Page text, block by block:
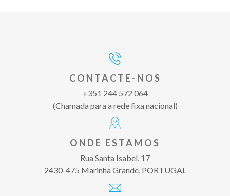
CONTACTE-NOS
+351 244 572 064
(Chamada para a rede fixa nacional)
ONDE ESTAMOS
Rua Santa Isabel, 17
2430-475 Marinha Grande, PORTUGAL